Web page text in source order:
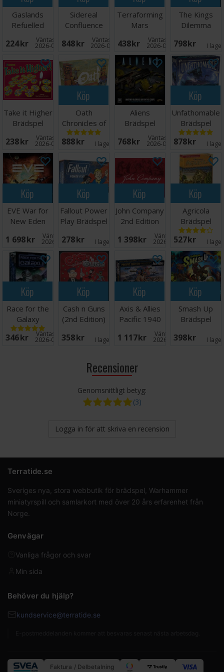
Gaslands
Refuelled
Brädspel
(Regelbok)
224 SEK Väntas in:
2026-08-11
Sidereal
Confluence
Brädspel
848 SEK Väntas in:
2026-09-30
Terraforming
Mars
Brädspel
438 SEK Väntas in:
2026-09-30
The Kings
Dilemma
798 SEK I
Take it Higher
Brädspel
238 SEK Väntas in:
2026-08-11
Köp
Oath
Chronicles of
Empire &
Exile
888 SEK I lager:
Aliens
Brädspel
768 SEK Väntas in:
2026-08-27
Köp
Unfathomable
Brädspel
878 SEK I
Köp
EVE War for
New Eden
Brädspel
1 698 SEK Väntas in:
2026-09-30
Köp
Fallout Power
Play Brädspel
278 SEK I lager:
Köp
John Company
2nd Edition
Brädspel
1 398 SEK Väntas in:
2026-09-07
Köp
Agricola
Brädspel
527 SEK I
Köp
Race for the
Galaxy
Brädspel
346 SEK Väntas in:
2026-09-30
Köp
Cash n Guns
(2nd Edition)
358 SEK I lager:
Köp
Axis & Allies
Pacific 1940
Brädspel
1 117 SEK Väntas in:
2026-09-30
Köp
Smash Up
Brädspel
398 SEK I
Recensioner
Genomsnittligt betyg:
(3)
Logga in för att skriva en recension
Terratide.se
Sveriges nya, stora webbutik för brädspel, Warhammer
miniatyrspill och samlarkort med över 20 års erfarenhet från
Norge.
Genvägar
Vanliga frågor och svar
Min sida
Behöver du hjälp?
kundservice@terratide.se
Faktura / Delbetalning